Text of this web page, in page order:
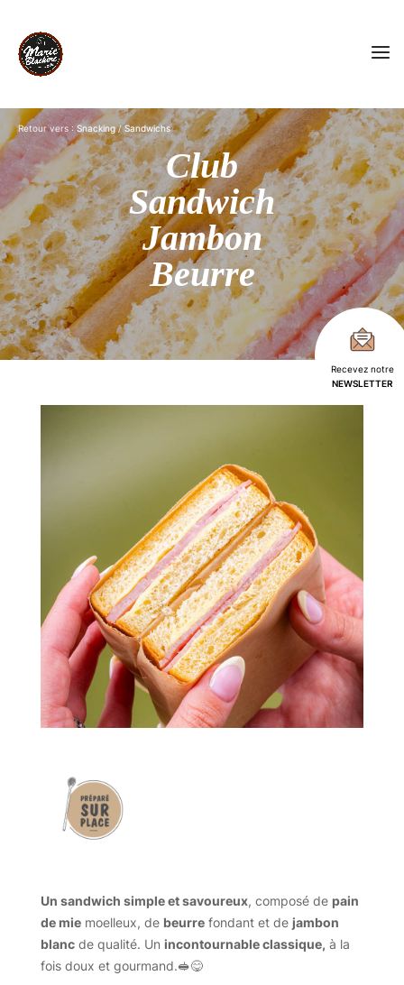
Retour vers :Snacking/Sandwichs
Club
Sandwich
Jambon
Beurre
Un sandwich simple et savoureux, composé de pain
de miemoelleux, de beurrefondant et de jambon
blancde qualité. Un incontournable classique, à la
fois doux et gourmand.🥪😋
Recevez notre
NEWSLETTER